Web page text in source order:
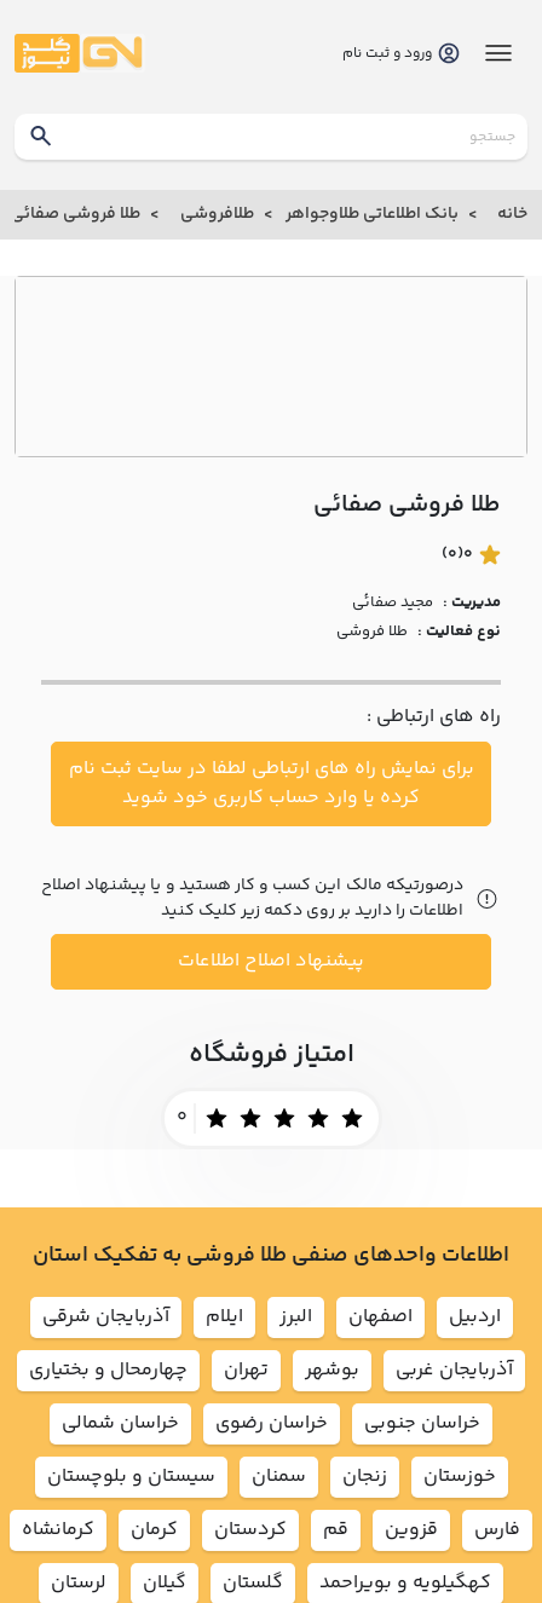
بانک
بانک
اطلاعاتی
درباره
با ما
مقالات
اخبار
پرسش
متداول
خواست
ورود و ثبت نام
خانه بانک اطلاعاتی طلاوجواهر طلافروشی طلا فروشی صفائي
طلا فروشی صفائي
0
(0)
مدیریت : مجيد صفائي
نوع فعالیت : طلا فروشی
راه های ارتباطی :
برای نمایش راه های ارتباطی لطفا در سایت ثبت نام
کرده یا وارد حساب کاربری خود شوید
درصورتیکه مالک این کسب و کار هستید و یا پیشنهاد اصلاح
اطلاعات را دارید بر روی دکمه زیر کلیک کنید
پیشنهاد اصلاح اطلاعات
امتیاز فروشگاه
0
اطلاعات واحدهای صنفی طلا فروشی به تفکیک استان
اردبيل اصفهان البرز ايلام
آذربايجان شرقي
آذربايجان غربي
بوشهر تهران
چهارمحال و بختياري
خراسان جنوبي
خراسان رضوي
خراسان شمالي
خوزستان
زنجان سمنان
سيستان و بلوچستان
فارس
قزوين قم كردستان كرمان
كرمانشاه
كهگيلويه و بويراحمد
گلستان گيلان
لرستان